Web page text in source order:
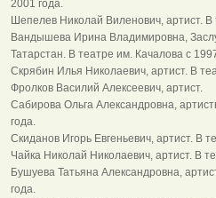
2001 года.
Шепелев Николай Виленович, артист. В
Вандышева Ирина Владимировна,
Татарстан. В театре им. Качалова с
Скрябин Илья Николаевич, артист. В
Фролков Василий Алексеевич, артист.
Сабирова Ольга Александровна,
года.
Скиданов Игорь Евгеньевич, артист. В
Чайка Николай Николаевич, артист. В
Бушуева Татьяна Александровна,
года.